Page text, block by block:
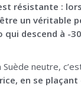
résistante :
un véritable
descend à -
neutre,
en se plaçant